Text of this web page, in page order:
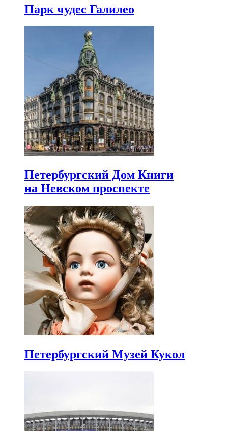
Парк чудес Галилео
Петербургский Дом Книги
на Невском проспекте
Петербургский Музей Кукол